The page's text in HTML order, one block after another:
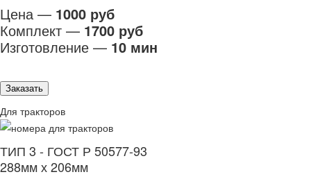
Цена — 1000 руб
Комплект — 1700 руб
Изготовление — 10 мин
Заказать
Для тракторов
ТИП 3 - ГОСТ Р 50577-93
288мм х 206мм